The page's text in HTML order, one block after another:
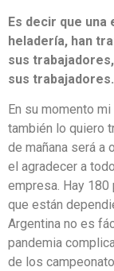
Es decir que una
heladería, han
sus
sus
En su momento
también lo quiero
de mañana será a
el agradecer a
empresa. Hay 180
que están
Argentina no es
pandemia
de los